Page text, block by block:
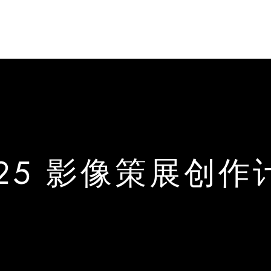
影像策展创作